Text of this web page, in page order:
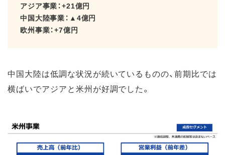
アジア事業：+21億円
中国大陸事業：▲4億円
欧州事業：+7億円
中国大陸は低調な状況が続いているものの、前期比では
横ばいでアジアと米州が好調でした。